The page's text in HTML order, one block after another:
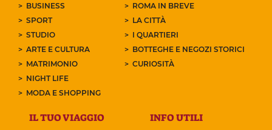
BUSINESS
SPORT
STUDIO
ARTE E CULTURA
MATRIMONIO
NIGHT LIFE
MODA E SHOPPING
ROMA IN BREVE
LA CITTÀ
I QUARTIERI
BOTTEGHE E NEGOZI STORICI
CURIOSITÀ
IL TUO VIAGGIO INFO UTILI